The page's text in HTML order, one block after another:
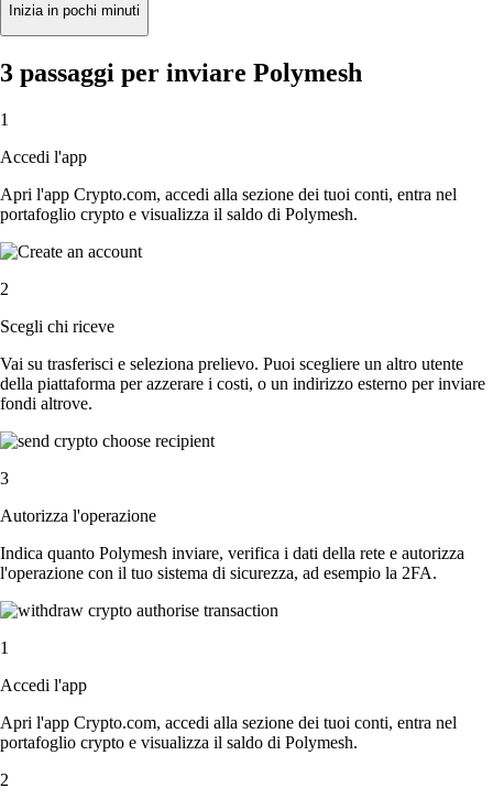
Inizia in pochi minuti
3 passaggi per inviare Polymesh
1
Accedi l'app
Apri l'app Crypto.com, accedi alla sezione dei tuoi conti, entra nel
portafoglio crypto e visualizza il saldo di Polymesh.
2
Scegli chi riceve
Vai su trasferisci e seleziona prelievo. Puoi scegliere un altro utente
della piattaforma per azzerare i costi, o un indirizzo esterno per inviare
fondi altrove.
3
Autorizza l'operazione
Indica quanto Polymesh inviare, verifica i dati della rete e autorizza
l'operazione con il tuo sistema di sicurezza, ad esempio la 2FA.
1
Accedi l'app
Apri l'app Crypto.com, accedi alla sezione dei tuoi conti, entra nel
portafoglio crypto e visualizza il saldo di Polymesh.
2